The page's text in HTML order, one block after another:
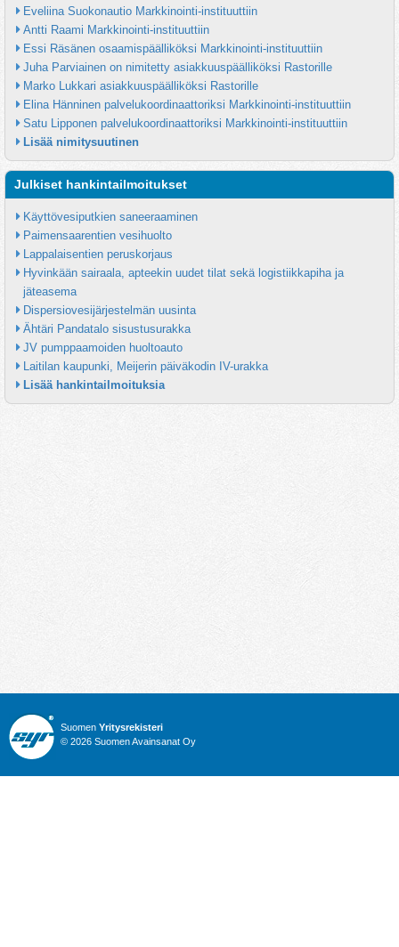
Eveliina Suokonautio Markkinointi-instituuttiin
Antti Raami Markkinointi-instituuttiin
Essi Räsänen osaamispäälliköksi Markkinointi-instituuttiin
Juha Parviainen on nimitetty asiakkuuspäälliköksi Rastorille
Marko Lukkari asiakkuuspäälliköksi Rastorille
Elina Hänninen palvelukoordinaattoriksi Markkinointi-instituuttiin
Satu Lipponen palvelukoordinaattoriksi Markkinointi-instituuttiin
Lisää nimitysuutinen
Julkiset hankintailmoitukset
Käyttövesiputkien saneeraaminen
Paimensaarentien vesihuolto
Lappalaisentien peruskorjaus
Hyvinkään sairaala, apteekin uudet tilat sekä logistiikkapiha ja
jäteasema
Dispersiovesijärjestelmän uusinta
Ähtäri Pandatalo sisustusurakka
JV pumppaamoiden huoltoauto
Laitilan kaupunki, Meijerin päiväkodin IV-urakka
Lisää hankintailmoituksia
Suomen Yritysrekisteri
© 2026 Suomen Avainsanat Oy